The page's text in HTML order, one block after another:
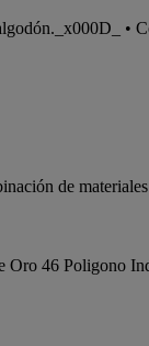
•
de
Oro 46 Poligono